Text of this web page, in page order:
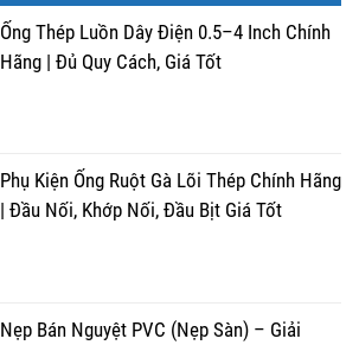
Ống Thép Luồn Dây Điện 0.5–4 Inch Chính
Hãng | Đủ Quy Cách, Giá Tốt
Phụ Kiện Ống Ruột Gà Lõi Thép Chính Hãng
| Đầu Nối, Khớp Nối, Đầu Bịt Giá Tốt
Nẹp Bán Nguyệt PVC (Nẹp Sàn) – Giải